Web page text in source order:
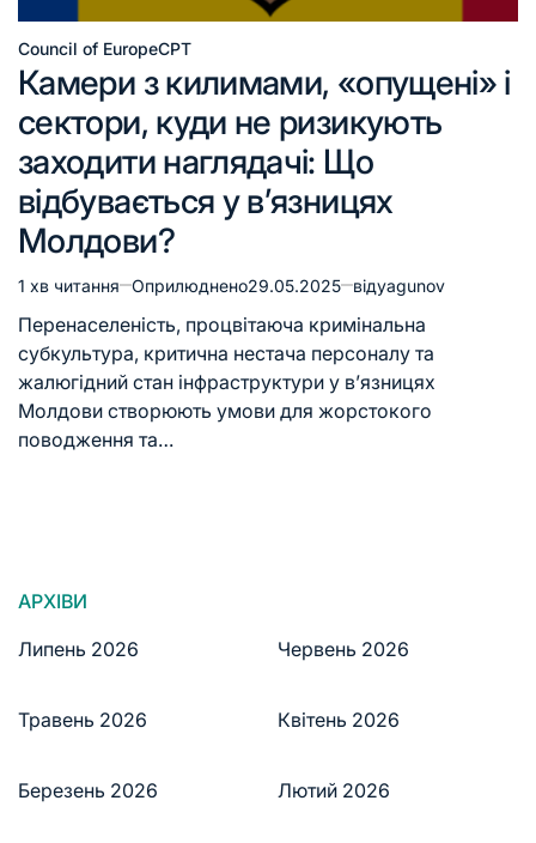
Council of EuropeCPT
Камери з килимами, «опущені» і
сектори, куди не ризикують
заходити наглядачі: Що
відбувається у в’язницях
Молдови?
1 хв читання Оприлюднено29.05.2025 відyagunov
Перенаселеність, процвітаюча кримінальна
субкультура, критична нестача персоналу та
жалюгідний стан інфраструктури у в’язницях
Молдови створюють умови для жорстокого
поводження та…
АРХІВИ
Липень 2026
Червень 2026
Травень 2026 Квітень 2026
Березень 2026 Лютий 2026